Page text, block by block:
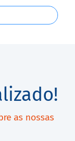
as nossas